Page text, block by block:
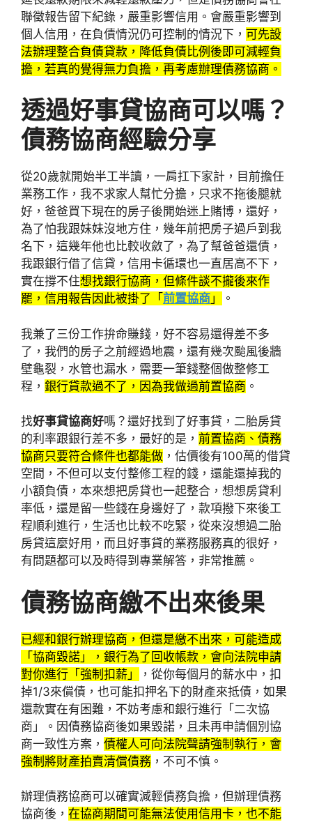
聯徵報告留下紀錄，嚴重影響信用。會嚴重影響到
個人信用，在負債情況仍可控制的情況下， 可先設
法辦理整合負債貸款，降低負債比例後即可減輕負
擔，若真的覺得無力負擔，再考慮辦理債務協商。
透過好事貸協商可以嗎？
債務協商經驗分享
從20歲就開始半工半讀，一肩扛下家計，目前擔任
業務工作，我不求家人幫忙分擔，只求不拖後腿就
好，爸爸買下現在的房子後開始迷上賭博，還好，
為了怕我跟妹妹沒地方住，幾年前把房子過戶到我
名下，這幾年他也比較收斂了，為了幫爸爸還債，
我跟銀行借了信貸，信用卡循環也一直居高不下，
實在撐不住想找銀行協商，但條件談不攏後來作
罷，信用報告因此被掛了「 前置協商 」 。
我兼了三份工作拚命賺錢，好不容易還得差不多
了，我們的房子之前經過地震，還有幾次颱風後牆
壁龜裂，水管也漏水，需要一筆錢整個做整修工
程， 銀行貸款過不了，因為我做過前置協商 。
找好事貸協商好嗎？還好找到了好事貸，二胎房貸
的利率跟銀行差不多，最好的是， 前置協商、債務
協商只要符合條件也都能做 ，估價後有100萬的借貸
空間，不但可以支付整修工程的錢，還能還掉我的
小額負債，本來想把房貸也一起整合，想想房貸利
率低，還是留一些錢在身邊好了，款項撥下來後工
程順利進行，生活也比較不吃緊，從來沒想過二胎
房貸這麼好用，而且好事貸的業務服務真的很好，
有問題都可以及時得到專業解答，非常推薦。
債務協商繳不出來後果
已經和銀行辦理協商，但還是繳不出來，可能造成
「協商毀諾」，銀行為了回收帳款，會向法院申請
對你進行「強制扣薪」
，從你每個月的薪水中，扣
掉1/3來償債，也可能扣押名下的財產來抵債，如果
還款實在有困難，不妨考慮和銀行進行「二次協
商」。因債務協商後如果毀諾，且未再申請個別協
商一致性方案， 債權人可向法院聲請強制執行，會
強制將財產拍賣清償債務 ，不可不慎。
辦理債務協商可以確實減輕債務負擔，但辦理債務
協商後， 在協商期間可能無法使用信用卡，也不能